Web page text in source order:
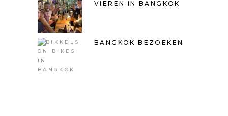
VIEREN IN BANGKOK
BANGKOK BEZOEKEN